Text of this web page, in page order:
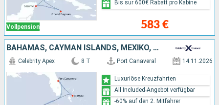
Vollpension 583 €
Bis sur 600€ Rabatt pro Kabine
BAHAMAS, CAYMAN ISLANDS, MEXIKO, VEREINIGTE STAATEN VON AMERIKA
Celebrity Apex 8 T Port Canaveral 14.11.2026
Luxuriöse Kreuzfahrten
All Included-Angebot verfügbar
-60% auf den 2. Mitfahrer